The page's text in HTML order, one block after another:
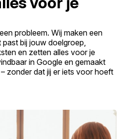
probleem. Wij maken een
bij jouw doelgroep,
en zetten alles voor je
in Google en gemaakt
zonder dat jij er iets voor hoeft